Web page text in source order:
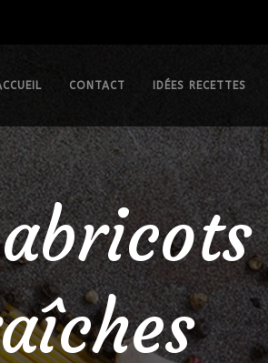
CONTACT IDÉES RECETTES